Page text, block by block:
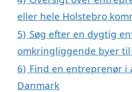
eller hele Holstebro
5) Søg efter en dygtig
omkringliggende byer til
6) Find en entreprenør i
Danmark